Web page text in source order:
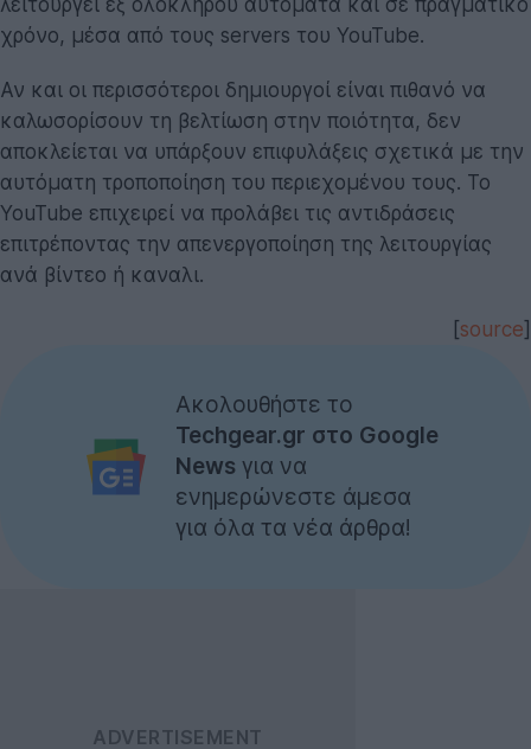
χρόνο, μέσα από τους servers του YouTube.
Αν και οι περισσότεροι δημιουργοί είναι πιθανό να
καλωσορίσουν τη βελτίωση στην ποιότητα, δεν
αποκλείεται να υπάρξουν επιφυλάξεις σχετικά με την
αυτόματη τροποποίηση του περιεχομένου τους. Το
YouTube επιχειρεί να προλάβει τις αντιδράσεις
επιτρέποντας την απενεργοποίηση της λειτουργίας
ανά βίντεο ή καναλι.
[source]
Ακολουθήστε το
Techgear.gr στο Google
News για να
ενημερώνεστε άμεσα
για όλα τα νέα άρθρα!